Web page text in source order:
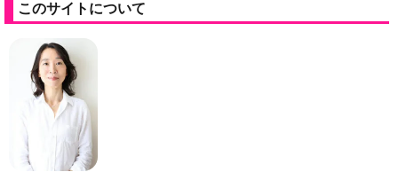
このサイトについて